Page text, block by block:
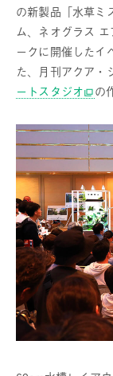
の新製品「水草ミ
ム、ネオグラス
ークに開催したイ
た、月刊アクア・
ートスタジオ
の